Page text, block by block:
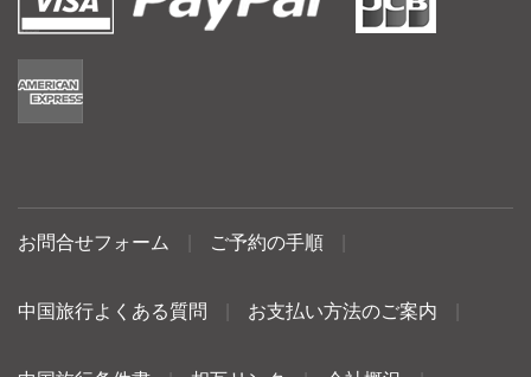
お問合せフォーム ご予約の手順
中国旅行よくある質問 お支払い方法のご案内